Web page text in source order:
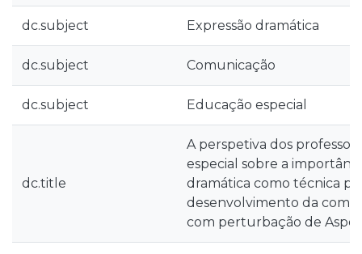
dc.subject Expressão dramática
dc.subject Comunicação
dc.subject Educação especial
dc.title
A perspetiva dos
especial sobre a
dramática como técnica
desenvolvimento da
com perturbação de